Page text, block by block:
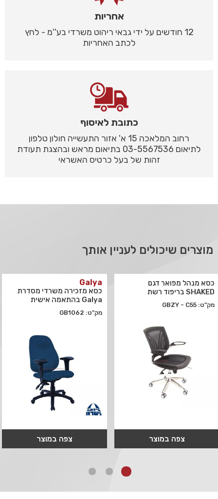
אחריות
12 חודשים על ידי גבאי ריהוט משרדי בע''מ - לחץ
לכתב האחריות
כתובת לאיסוף
רחוב המלאכה 15 א' אזור התעשייה חולון טלפון
לתיאום 03-5567536 בתיאום מראש ובהצגת תעודת
זהות של בעל כרטיס האשראי
מוצרים שיכולים לעניין אותך
כסא מנהל מפואר דגם
SHAKED בריפוד רשת
מק"ט: GBZY - C55
צפה במוצר
Galya
כסא מזכירה משרדי מסדרת
Galya בהתאמה אישית
מק"ט: GB1062
צפה במוצר